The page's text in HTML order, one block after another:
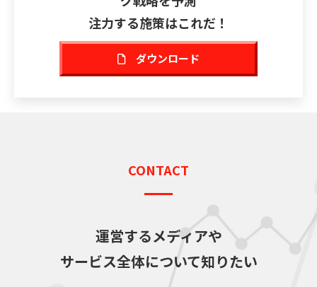
注力する施策はこれだ！
ダウンロード
CONTACT
運営するメディアや
サービス全体について知りたい